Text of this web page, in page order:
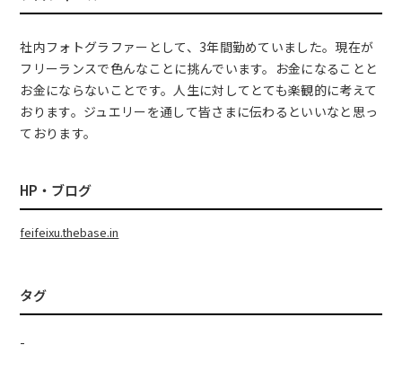
社内フォトグラファーとして、3年間勤めていました。現在が
フリーランスで色んなことに挑んでいます。お金になることと
お金にならないことです。人生に対してとても楽観的に考えて
おります。ジュエリーを通して皆さまに伝わるといいなと思っ
ております。
HP・ブログ
feifeixu.thebase.in
タグ
-